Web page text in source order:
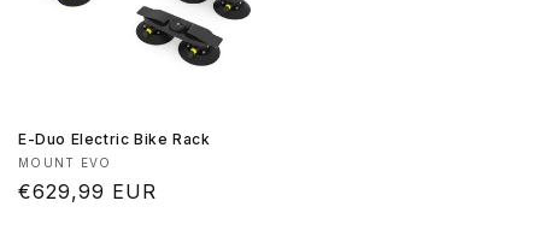
E-Duo Electric Bike Rack
Produttore:
MOUNT EVO
Prezzo
€629,99 EUR